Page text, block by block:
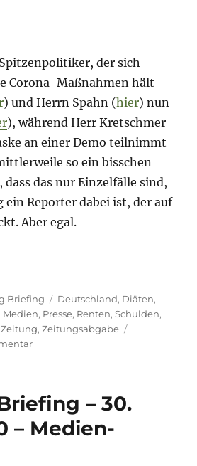
der sich
Corona-Maßnahmen hält –
) und Herrn Spahn (hier) nun
), während Herr Kretschmer
an einer Demo teilnimmt
so ein bisschen
dass das nur Einzelfälle sind,
ein Reporter dabei ist, der auf
Aber egal.
19. Mai 2020 – Ausgaben-
Briefing Schlagwörter
Deutschland, Diäten,
Medien, Presse, Renten,Schulden,
Zeitung,Zeitungsabgabe
zu
Mai
–
– 30.
– Medien-